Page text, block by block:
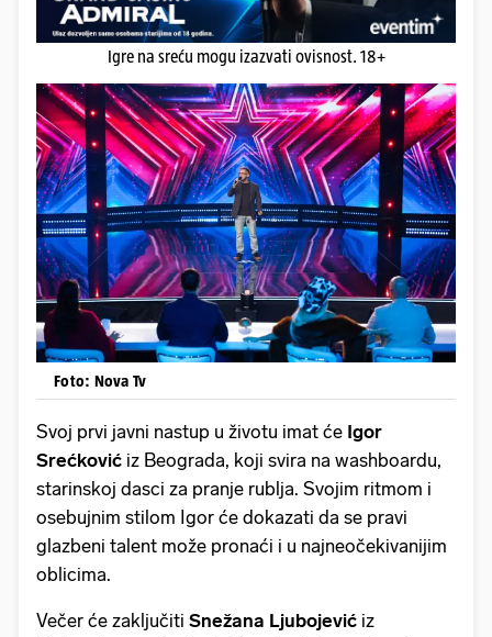
Igre na sreću mogu izazvati ovisnost. 18+
Foto: Nova Tv
Svoj prvi javni nastup u životu imat će Igor
Srećković iz Beograda, koji svira na washboardu,
starinskoj dasci za pranje rublja. Svojim ritmom i
osebujnim stilom Igor će dokazati da se pravi
glazbeni talent može pronaći i u najneočekivanijim
oblicima.
Večer će zaključiti Snežana Ljubojević iz